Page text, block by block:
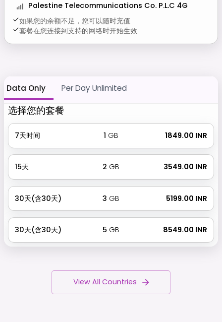
Palestine Telecommunications Co. P.L.C 4G
如果您的余额不足，您可以随时充值
套餐在您连接到支持的网络时开始生效
Data Only Per Day Unlimited
选择您的套餐
7天时间 1 GB ₹ 1849.00 INR
15天 2 GB ₹ 3549.00 INR
30天(含30天) 3 GB ₹ 5199.00 INR
30天(含30天) 5 GB ₹ 8549.00 INR
View All Countries